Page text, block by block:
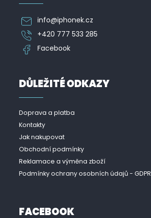
info@iphonek.cz
+420 777 533 285
Facebook
DŮLEŽITÉ ODKAZY
Doprava a platba
Kontakty
Jak nakupovat
Obchodní podmínky
Reklamace a výměna zboží
Podmínky ochrany osobních údajů - GDPR
FACEBOOK